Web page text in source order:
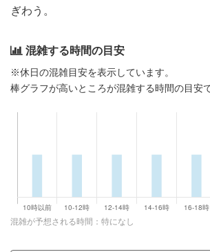
ぎわう。
混雑する時間の目安
※休日の混雑目安を表示しています。
棒グラフが高いところが混雑する時間の目安で
混雑が予想される時間：特になし